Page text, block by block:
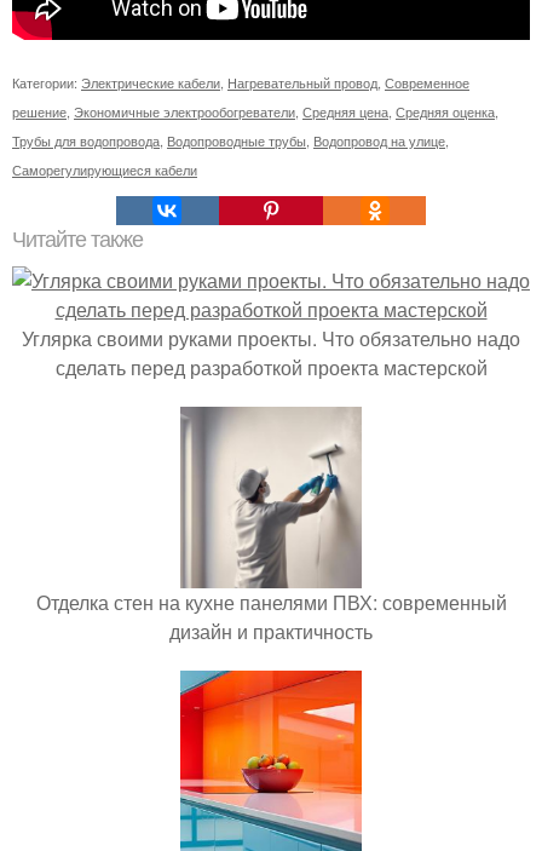
Категории: Электрические кабели Нагревательный провод Современное
решение Экономичные электрообогреватели Средняя цена Средняя оценка
Трубы для водопровода Водопроводные трубы Водопровод на улице
Саморегулирующиеся кабели
Читайте также
Углярка своими руками проекты. Что обязательно надо
сделать перед разработкой проекта мастерской
Отделка стен на кухне панелями ПВХ: современный
дизайн и практичность